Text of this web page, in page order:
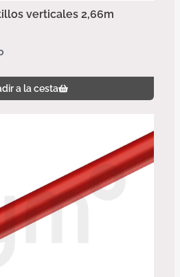
verticales 2,66m
a la cesta